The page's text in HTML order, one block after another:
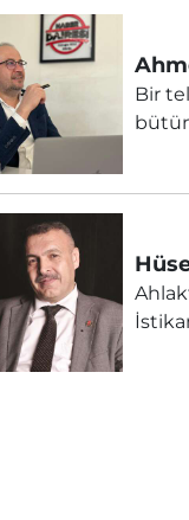
Bir